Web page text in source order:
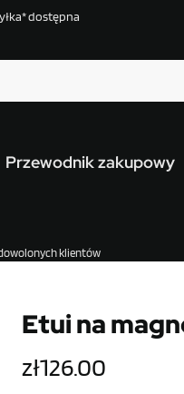
dostępna
Przewodnik zakupowy
klientów
Etui na
zł126.00